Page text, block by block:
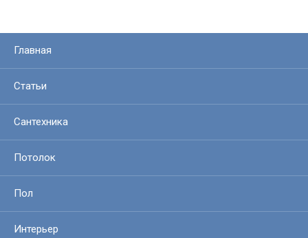
Главная
Статьи
Сантехника
Потолок
Пол
Интерьер